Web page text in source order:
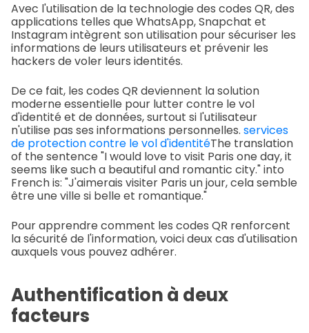
Avec l'utilisation de la technologie des codes QR, des
applications telles que WhatsApp, Snapchat et
Instagram intègrent son utilisation pour sécuriser les
informations de leurs utilisateurs et prévenir les
hackers de voler leurs identités.
De ce fait, les codes QR deviennent la solution
moderne essentielle pour lutter contre le vol
d'identité et de données, surtout si l'utilisateur
n'utilise pas ses informations personnelles. services
de protection contre le vol d'identitéThe translation
of the sentence "I would love to visit Paris one day, it
seems like such a beautiful and romantic city." into
French is: "J'aimerais visiter Paris un jour, cela semble
être une ville si belle et romantique."
Pour apprendre comment les codes QR renforcent
la sécurité de l'information, voici deux cas d'utilisation
auxquels vous pouvez adhérer.
Authentification à deux
facteurs